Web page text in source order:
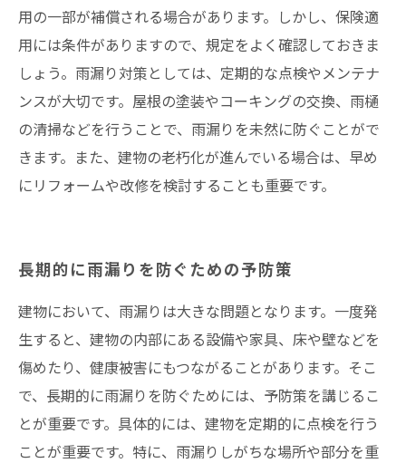
用の一部が補償される場合があります。しかし、保険適
用には条件がありますので、規定をよく確認しておきま
しょう。雨漏り対策としては、定期的な点検やメンテナ
ンスが大切です。屋根の塗装やコーキングの交換、雨樋
の清掃などを行うことで、雨漏りを未然に防ぐことがで
きます。また、建物の老朽化が進んでいる場合は、早め
にリフォームや改修を検討することも重要です。
長期的に雨漏りを防ぐための予防策
建物において、雨漏りは大きな問題となります。一度発
生すると、建物の内部にある設備や家具、床や壁などを
傷めたり、健康被害にもつながることがあります。そこ
で、長期的に雨漏りを防ぐためには、予防策を講じるこ
とが重要です。具体的には、建物を定期的に点検を行う
ことが重要です。特に、雨漏りしがちな場所や部分を重